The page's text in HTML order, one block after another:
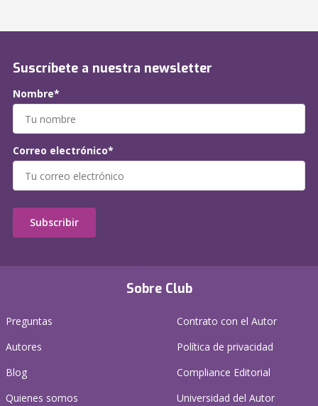
Sobre Club
Preguntas
Autores
Blog
Quienes somos
Contrato con el Autor
Política de privacidad
Compliance Editorial
Universidad del Autor
Suscríbete a nuestra newsletter
Nombre*
Correo electrónico*
Subscribir